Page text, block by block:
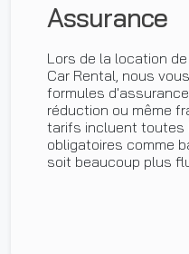
Assurance
Lors de la location
Car Rental, nous
formules
réduction ou même
tarifs incluent toutes
obligatoires comme
soit beaucoup plus